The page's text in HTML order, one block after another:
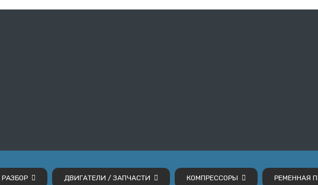
ДВИГАТЕЛИ / ЗАПЧАСТИ КОМПРЕССОРЫ РЕМЕННАЯ